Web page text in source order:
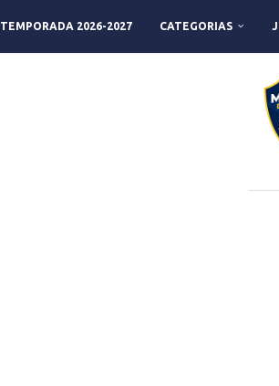
TEMPORADA 2026-2027 CATEGORIAS